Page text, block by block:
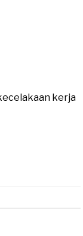
kerja